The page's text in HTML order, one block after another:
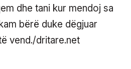
dhe tani kur mendoj sa
bërë duke dëgjuar
vend./dritare.net